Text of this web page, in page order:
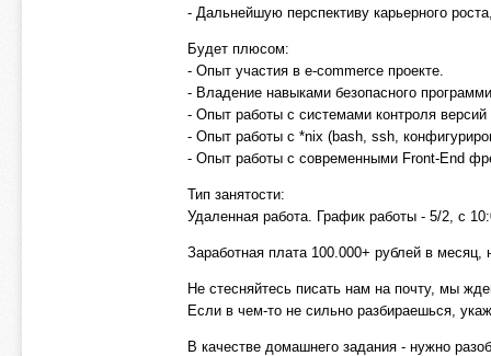
- Дальнейшую перспективу карьерного
Будет плюсом:
- Опыт участия в e-commerce проекте.
- Владение навыками безопасного
- Опыт работы с системами контроля версий
- Опыт работы с *nix (bash, ssh,
- Опыт работы с современными Front-End
Тип занятости:
Удаленная работа. График работы - 5/2, с
Заработная плата 100.000+ рублей в
Не стесняйтесь писать нам на почту, мы
Если в чем-то не сильно разбираешься,
В качестве домашнего задания - нужно